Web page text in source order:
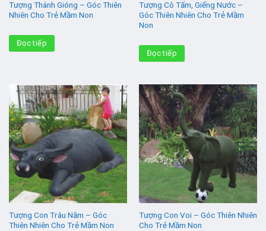
Tượng Thánh Gióng – Góc Thiên
Nhiên Cho Trẻ Mầm Non
Đọc tiếp
Tượng Cô Tấm, Giếng Nước –
Góc Thiên Nhiên Cho Trẻ Mầm
Non
Đọc tiếp
Tượng Con Trâu Nằm – Góc
Thiên Nhiên Cho Trẻ Mầm Non
Tượng Con Voi – Góc Thiên Nhiên
Cho Trẻ Mầm Non